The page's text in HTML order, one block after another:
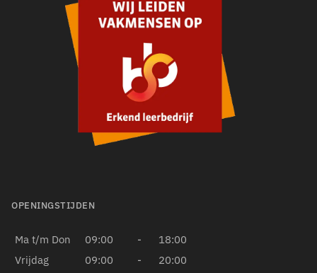
OPENINGSTIJDEN
Ma t/m Don 09:00 -
18:00
Vrijdag
09:00 -
20:00